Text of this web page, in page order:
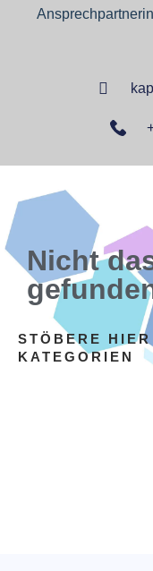
Nicht
STÖBERE
KATEGORIEN